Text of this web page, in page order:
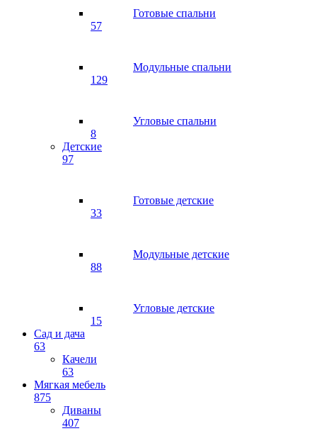
Готовые спальни
57
Модульные спальни
129
Угловые спальни
8
Детские
97
Готовые детские
33
Модульные детские
88
Угловые детские
15
Сад и дача
63
Качели
63
Мягкая мебель
875
Диваны
407